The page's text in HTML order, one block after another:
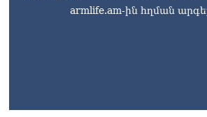
armlife.am-ին հղման